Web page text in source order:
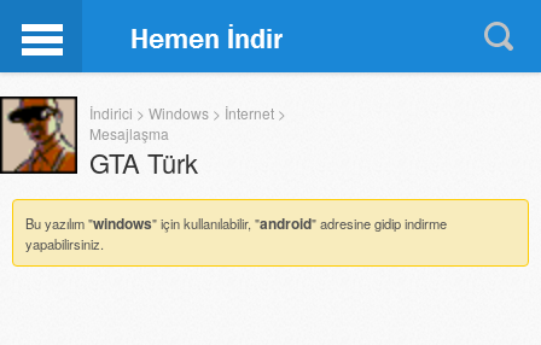
İndirici > Windows > İnternet >
Mesajlaşma
GTA Türk
Bu yazılım "windows" için kullanılabilir, "android" adresine gidip indirme
yapabilirsiniz.